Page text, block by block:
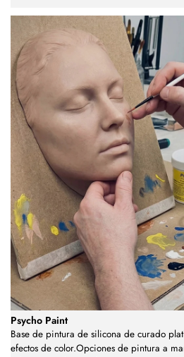
Psycho Paint
Base de pintura de silicona de curado
efectos de color.Opciones de pintura a